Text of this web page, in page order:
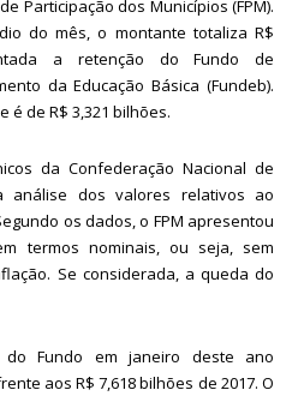
Participação dos Municípios (FPM).
do mês, o montante totaliza R$
a retenção do Fundo de
da Educação Básica (Fundeb).
é de R$ 3,321 bilhões.
da Confederação Nacional de
análise dos valores relativos ao
os dados, o FPM apresentou
termos nominais, ou seja, sem
Se considerada, a queda do
Fundo em janeiro deste ano
aos R$ 7,618 bilhões de 2017. O